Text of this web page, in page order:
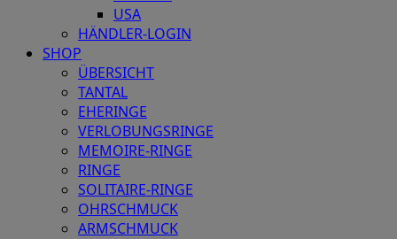
USA
HÄNDLER-LOGIN
SHOP
ÜBERSICHT
TANTAL
EHERINGE
VERLOBUNGSRINGE
MEMOIRE-RINGE
RINGE
SOLITAIRE-RINGE
OHRSCHMUCK
ARMSCHMUCK